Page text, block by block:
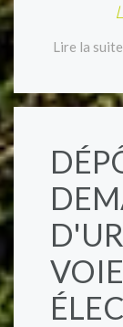
Lire la
VOIE